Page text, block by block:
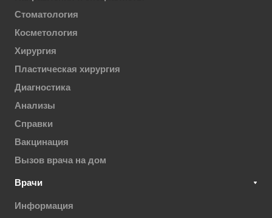
Стоматология
Косметология
Хирургия
Пластическая хирургия
Диагностика
Анализы
Справки
Вакцинация
Вызов врача на дом
Врачи
Информация